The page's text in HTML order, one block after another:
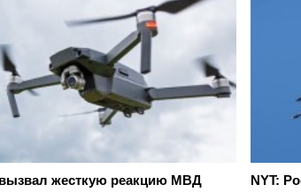
жесткую реакцию МВД
NYT: